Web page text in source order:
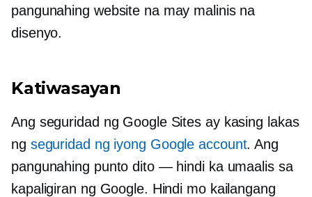
pangunahing website na may malinis na
disenyo.
Katiwasayan
Ang seguridad ng Google Sites ay kasing lakas
ng seguridad ng iyong Google account. Ang
pangunahing punto dito — hindi ka umaalis sa
kapaligiran ng Google. Hindi mo kailangang